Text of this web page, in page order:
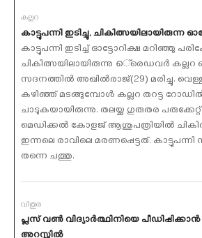
കല്ലറ
കാട്ടുപന്നി ഇടിച്ചു, ചികിത്സയിലായിരുന്ന
കാട്ടുപന്നി ഇടിച്ച് ഓട്ടോറിക്ഷ മറിഞ്ഞു
ചികിത്സയിലായിരുന്നു െ്രെഡവര്‍ കല്ലറ
സദനത്തില്‍ അഖില്‍രാജ്(29) മരിച്ചു.
കഴിഞ്ഞ് മടങ്ങുമ്പോള്‍ കല്ലറ തറട്ട
ചാടുകയായിരുന്നു. തലയ്ക്കു ഗുരുതര
മെഡിക്കല്‍ കോളജ് ആശുപത്രിയില്‍
ഇന്നലെ രാവിലെ മരണപ്പെട്ടത്.
തന്നെ ചത്തു.
വിതുര
പ്ലസ് വണ്‍ വിദ്യാര്‍ത്ഥിനിയെ പീഡിപ്പിക്കാന്‍